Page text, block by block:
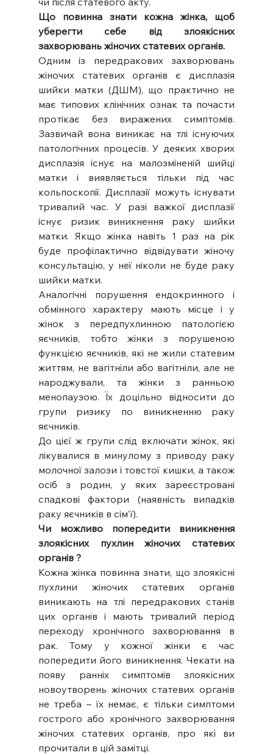
Що повинна знати кожна жінка, щоб
уберегти себе від злоякісних
захворювань жіночих статевих органів.
Одним із передракових захворювань
жіночих статевих органів є дисплазія
шийки матки (ДШМ), що практично не
має типових клінічних ознак та почасти
протікає без виражених симптомів.
Зазвичай вона виникає на тлі існуючих
патологічних процесів. У деяких хворих
дисплазія існує на малозміненій шийці
матки і виявляється тільки під час
кольпоскопії. Дисплазії можуть існувати
тривалий час. У разі важкої дисплазії
існує ризик виникнення раку шийки
матки. Якщо жінка навіть 1 раз на рік
буде профілактично відвідувати жіночу
консультацію, у неї ніколи не буде раку
шийки матки.
Аналогічні порушення ендокринного і
обмінного характеру мають місце і у
жінок з передпухлинною патологією
яєчників, тобто жінки з порушеною
функцією яєчників, які не жили статевим
життям, не вагітніли або вагітніли, але не
народжували, та жінки з ранньою
менопаузою. Їх доцільно відносити до
групи ризику по виникненню раку
яєчників.
До цієї ж групи слід включати жінок, які
лікувалися в минулому з приводу раку
молочної залози і товстої кишки, а також
осіб з родин, у яких зареєстровані
спадкові фактори (наявність випадків
раку яєчників в сім’ї).
Чи можливо попередити виникнення
злоякісних пухлин жіночих статевих
органів ?
Кожна жінка повинна знати, що злоякісні
пухлини жіночих статевих органів
виникають на тлі передракових станів
цих органів і мають тривалий період
переходу хронічного захворювання в
рак. Тому у кожної жінки є час
попередити його виникнення. Чекати на
появу ранніх симптомів злоякісних
новоутворень жіночих статевих органів
не треба – їх немає, є тільки симптоми
гострого або хронічного захворювання
жіночих статевих органів, про які ви
прочитали в цій замітці.